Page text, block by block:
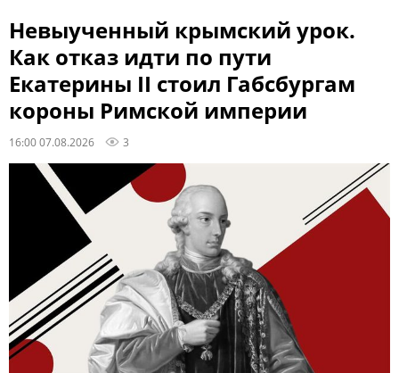
Невыученный крымский урок.
Как отказ идти по пути
Екатерины II стоил Габсбургам
короны Римской империи
16:00 07.08.2026 3